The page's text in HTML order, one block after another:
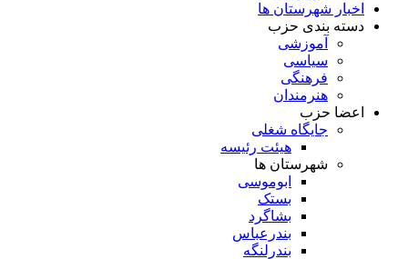
اخبار شهرستان ها
دسته بندی حزب
آموزشی
سیاسی
فرهنگی
هنرمندان
اعضا حزب
جایگاه شغلی
هیئت رئیسه
شهرستان ها
ابوموسی
بستک
بشاگرد
بندرعباس
بندرلنگه